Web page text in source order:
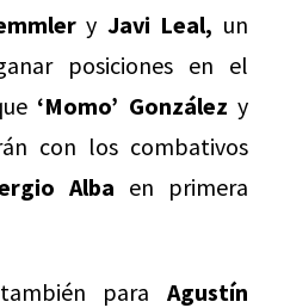
y Javi Leal, un
posiciones en el
‘Momo’ González y
con los combativos
Alba en primera
para Agustín